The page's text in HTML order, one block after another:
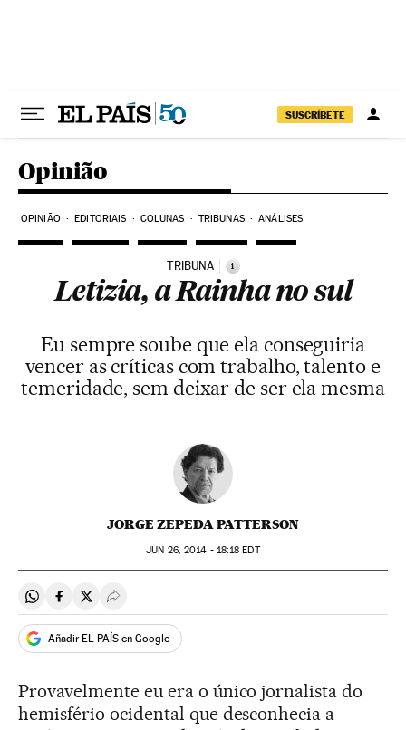
SUSCRÍBETE
Opinião
OPINIÃO EDITORIAIS COLUNAS TRIBUNAS ANÁLISES
TRIBUNA i
Letizia, a Rainha no sul
Eu sempre soube que ela conseguiria
vencer as críticas com trabalho, talento e
temeridade, sem deixar de ser ela mesma
JORGE ZEPEDA PATTERSON
JUN 26, 2014 - 18:18 EDT
Compartir en Whatsapp
Compartir en Facebook
Compartir en Twitter
Desplegar Redes Sociales
Añadir EL PAÍS en Google
Provavelmente eu era o único jornalista do
hemisfério ocidental que desconhecia a